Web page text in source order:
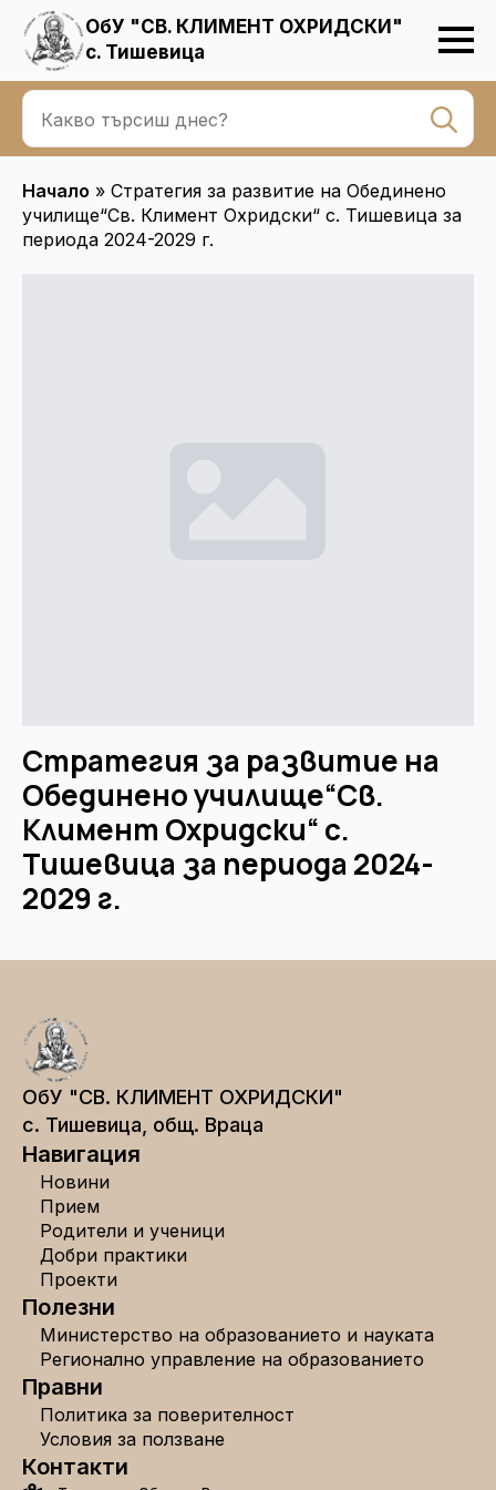
ОбУ "СВ. КЛИМЕНТ ОХРИДСКИ"
с. Тишевица
Начало » Стратегия за развитие на Обединено
училище“Св. Климент Охридски“ с. Тишевица за
периода 2024-2029 г.
Стратегия за развитие на
Обединено училище“Св.
Климент Охридски“ с.
Тишевица за периода 2024-
2029 г.
ОбУ "СВ. КЛИМЕНТ ОХРИДСКИ"
с. Тишевица, общ. Враца
Навигация
Новини
Прием
Родители и ученици
Добри практики
Проекти
Полезни
Министерство на образованието и науката
Регионално управление на образованието
Правни
Политика за поверителност
Условия за ползване
Контакти